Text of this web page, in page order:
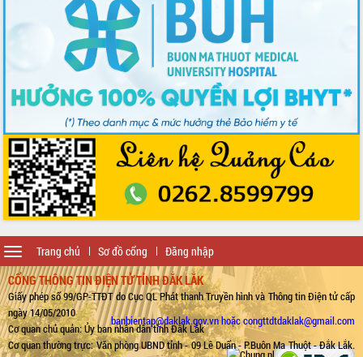
Trang chủ Sơ đồ cổng Đăng nhập
Toggle
navigation
CỔNG THÔNG TIN ĐIỆN TỬ TỈNH ĐẮK LẮK
Giấy phép số 99/GP-TTĐT do Cục QL Phát thanh Truyền hình và Thông tin Điện tử cấp
ngày 14/05/2010
Cơ quan chủ quản: Ủy ban nhân dân tỉnh Đắk Lắk
Cơ quan thường trực: Văn phòng UBND tỉnh - 09 Lê Duẩn - P.Buôn Ma Thuột - Đắk Lắk.
banbientap@daklak.gov.vn hoặc congttdtdaklak@gmail.com